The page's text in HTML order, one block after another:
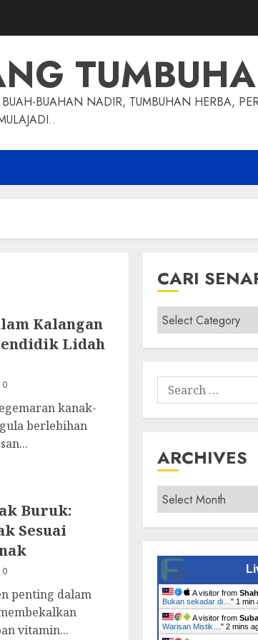
BUAHAN NADIR, TUMBUHAN HERBA,
Kalangan
Lidah
0
kanak-
berlebihan
Buruk:
Sesuai
0
penting dalam
vitamin...
CARI
Cari
Senarai
Tumbuhan
Search
for:
ARCHIVES
Archives
A visitor from
Bukan sekadar di… " 1 min
A visitor from
Warisan Mistik… " 2 mins